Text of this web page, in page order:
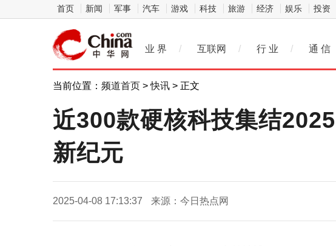
首页 新闻 军事 汽车 游戏 科技 旅游 经济 娱乐 投资
业 界 / 互联网 / 行 业 / 通 信
当前位置： 频道首页 >快讯 > 正文
近300款硬核科技集结
新纪元
2025-04-08 17:13:37 来源：今日热点网